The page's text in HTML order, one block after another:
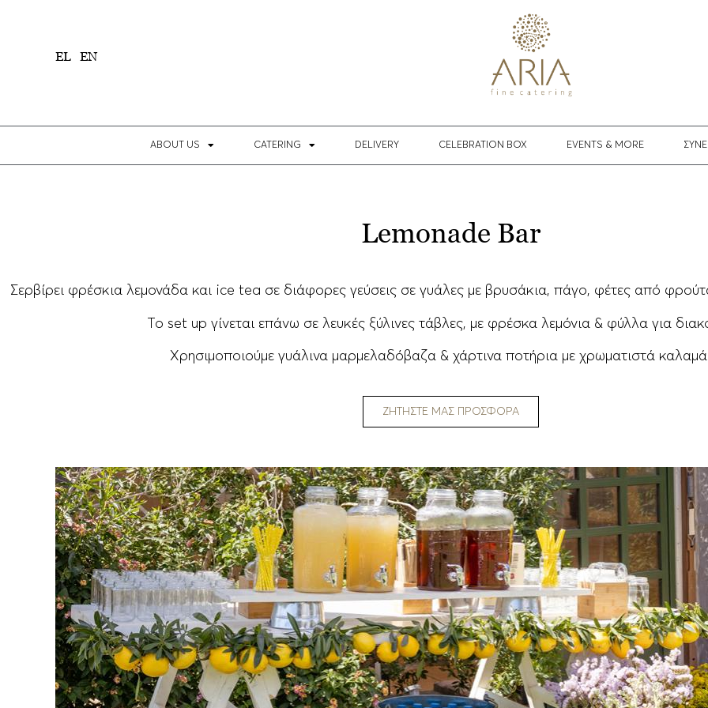
EL EN
ABOUT US CATERING DELIVERY CELEBRATION BOX EVENTS & MORE
Lemonade Bar
Σερβίρει φρέσκια λεμονάδα και ice tea σε διάφορες γεύσεις σε γυάλες με βρυσάκια, πάγο, φέτες από
Το set up γίνεται επάνω σε λευκές ξύλινες τάβλες, με φρέσκα λεμόνια & φύλλα για
Χρησιμοποιούμε γυάλινα μαρμελαδόβαζα & χάρτινα ποτήρια με χρωματιστά
ΖΗΤΗΣΤΕ ΜΑΣ ΠΡΟΣΦΟΡΑ